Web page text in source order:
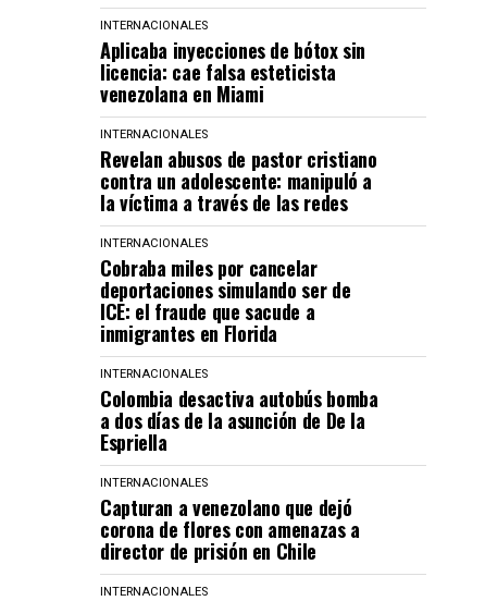
INTERNACIONALES
Aplicaba inyecciones de bótox sin
licencia: cae falsa esteticista
venezolana en Miami
INTERNACIONALES
Revelan abusos de pastor cristiano
contra un adolescente: manipuló a
la víctima a través de las redes
INTERNACIONALES
Cobraba miles por cancelar
deportaciones simulando ser de
ICE: el fraude que sacude a
inmigrantes en Florida
INTERNACIONALES
Colombia desactiva autobús bomba
a dos días de la asunción de De la
Espriella
INTERNACIONALES
Capturan a venezolano que dejó
corona de flores con amenazas a
director de prisión en Chile
INTERNACIONALES